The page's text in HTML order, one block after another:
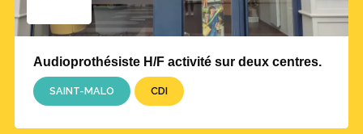
Audioprothésiste H/F activité sur deux centres.
SAINT-MALO CDI